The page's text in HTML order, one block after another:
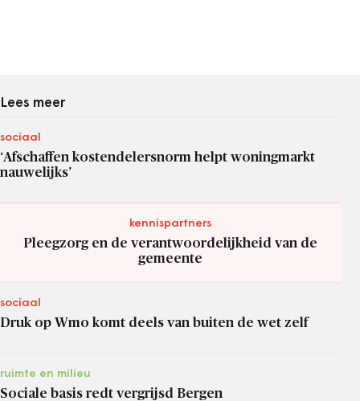
Lees meer
sociaal
‘Afschaffen kostendelersnorm helpt woningmarkt
nauwelijks’
kennispartners
Pleegzorg en de verantwoordelijkheid van de
gemeente
sociaal
Druk op Wmo komt deels van buiten de wet zelf
ruimte en milieu
Sociale basis redt vergrijsd Bergen